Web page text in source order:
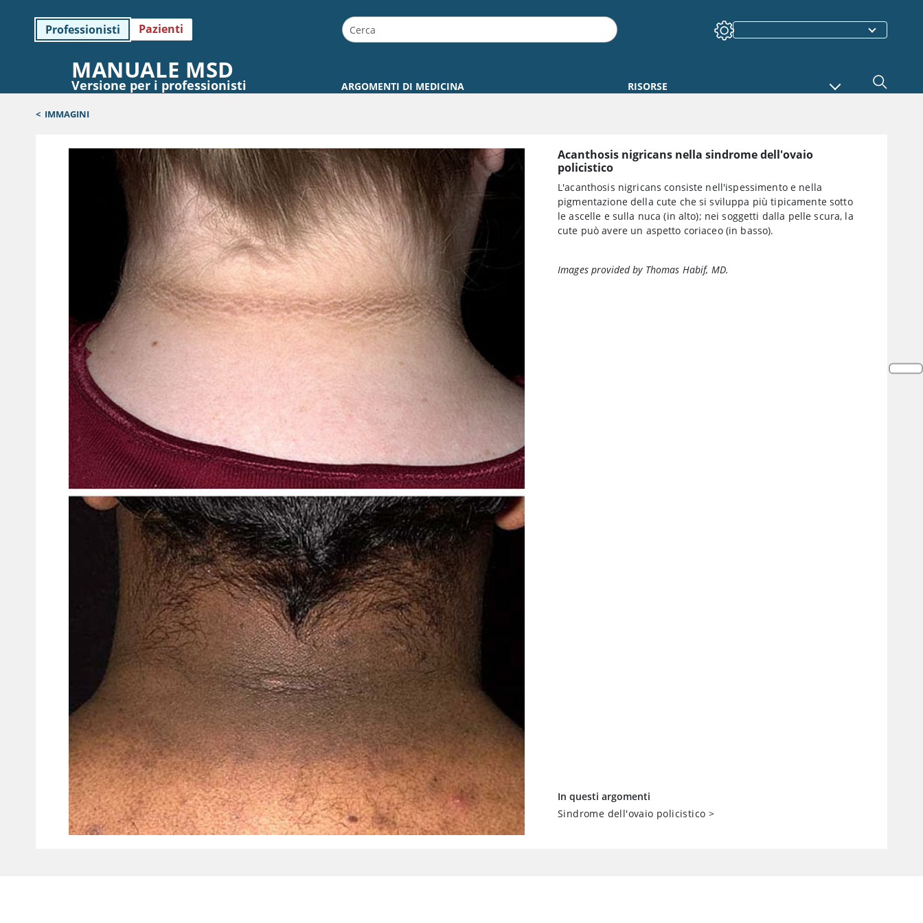
Professionisti Pazienti
MANUALE MSD
Versione per i professionisti ARGOMENTI DI MEDICINA RISORSE
< IMMAGINI
Acanthosis nigricans nella sindrome dell'ovaio
policistico
L'acanthosis nigricans consiste nell'ispessimento e nella
pigmentazione della cute che si sviluppa più tipicamente sotto
le ascelle e sulla nuca (in alto); nei soggetti dalla pelle scura, la
cute può avere un aspetto coriaceo (in basso).
Images provided by Thomas Habif, MD.
In questi argomenti
Sindrome dell'ovaio policistico >